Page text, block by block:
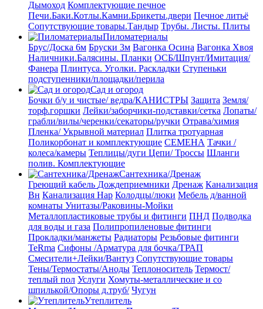
Дымоход Комплектующие печное
Печи.Баки.Котлы.Камни.Брикеты.двери Печное литьё
Сопутствующие товары.Тандыр Трубы. Листы. Плиты
Пиломатериалы
Брус/Доска 6м Бруски 3м Вагонка Осина Вагонка Хвоя
Наличники.Балясины. Планки ОСБ/Шпунт/Имитация/
Фанера Плинтуса. Уголки. Раскладки Ступеньки
подступенники/площадки/перила
Сад и огород
Бочки б/у и чистые/ ведра/КАНИСТРЫ Защита Земля/
торф.горшки Лейки/заборчики-подставки/сетка Лопаты/
грабли/вилы/черенки/секаторы/ручки Отрава/химия
Пленка/ Укрывной материал Плитка тротуарная
Поликорбонат и комплектующие СЕМЕНА Тачки /
колеса/камеры Теплицы/дуги Цепи/ Троссы Шланги
полив. Комплектующие
Сантехника/Дренаж
Греющий кабель Дождеприемники Дренаж Канализация
Вн Канализация Нар Колодцы/люки Мебель д/ванной
комнаты Унитазы/Раковины-Мойки
Металлопластиковые трубы и фитинги ПНД Подводка
для воды и газа Полипропиленовые фитинги
Прокладки/манжеты Радиаторы Резьбовые фитинги
TeRma Сифоны /Арматура для бочка/ТРАП
Смесители+Лейки/Вантуз Сопутствующие товары
Тены/Термостаты/Аноды Теплоноситель Термост/
теплый пол Услуги Хомуты-металлические и со
шпилькой/Опоры д.труб/ Чугун
Утеплитель